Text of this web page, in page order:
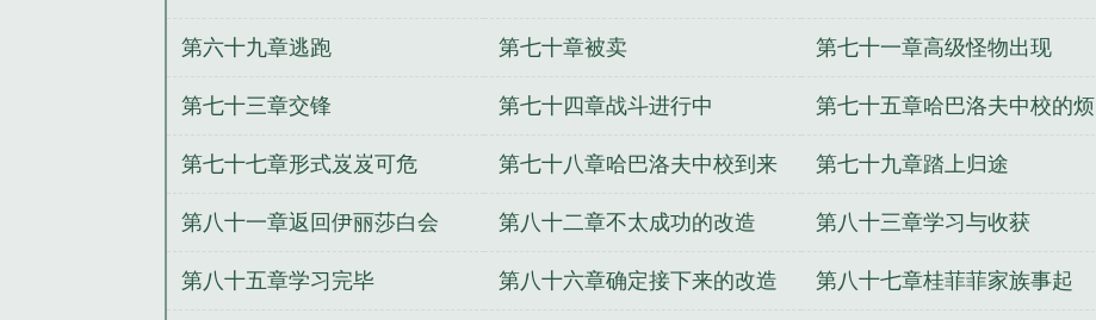
衅行为
第六十九章逃跑 第七十章被卖 第七十一章高级怪物出现
第七十三章交锋 第七十四章战斗进行中 第七十五章哈巴洛夫中校的烦
恼
第七十七章形式岌岌可危 第七十八章哈巴洛夫中校到来 第七十九章踏上归途
第八十一章返回伊丽莎白会 第八十二章不太成功的改造 第八十三章学习与收获
第八十五章学习完毕 第八十六章确定接下来的改造 第八十七章桂菲菲家族事起